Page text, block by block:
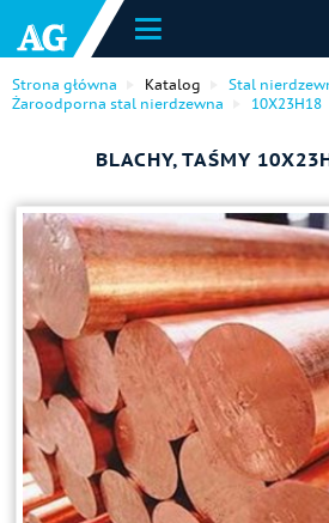
Strona główna Katalog
Stal
Żaroodporna stal nierdzewna
10Х23Н18
BLACHY, TAŚMY